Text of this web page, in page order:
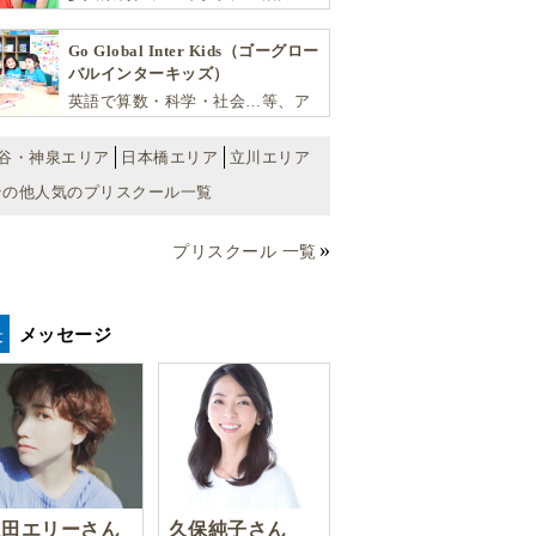
Go Global Inter Kids（ゴーグロー
バルインターキッズ）
英語で算数・科学・社会…等、ア
的に伸ばし世界で活躍する子ども
達を育む少人数制のプリスクール
です。
・神泉エリア 日本橋エリア
立川エリア
の他人気のプリスクール一覧
プリスクール 一覧
メッセージ
エリーさん 久保純子さん